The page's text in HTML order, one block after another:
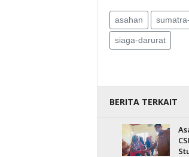
asahan
siaga-darurat
BERITA TERKAIT